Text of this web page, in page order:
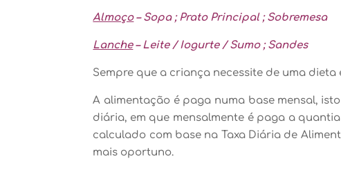
Almoço– Sopa ; Prato Principal ; Sobremesa
Lanche– Leite / Iogurte / Sumo ; Sandes
Sempre que a criança necessite de uma
A alimentação é paga numa base mensal,
diária, em que mensalmente é paga a
calculado com base na Taxa Diária de
mais oportuno.